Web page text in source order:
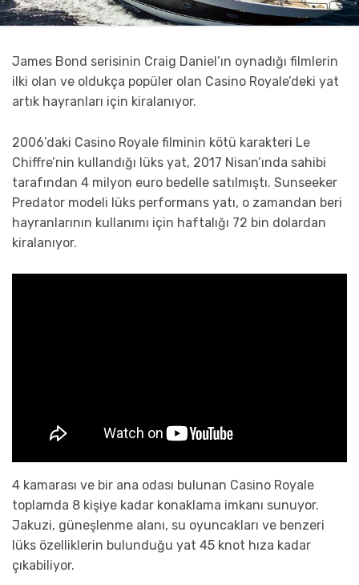
James Bond serisinin Craig Daniel’ın oynadığı filmlerin
ilki olan ve oldukça popüler olan Casino Royale’deki yat
artık hayranları için kiralanıyor.
2006’daki Casino Royale filminin kötü karakteri Le
Chiffre’nin kullandığı lüks yat, 2017 Nisan’ında sahibi
tarafından 4 milyon euro bedelle satılmıştı. Sunseeker
Predator modeli lüks performans yatı, o zamandan beri
hayranlarının kullanımı için haftalığı 72 bin dolardan
kiralanıyor.
4 kamarası ve bir ana odası bulunan Casino Royale
toplamda 8 kişiye kadar konaklama imkanı sunuyor.
Jakuzi, güneşlenme alanı, su oyuncakları ve benzeri
lüks özelliklerin bulunduğu yat 45 knot hıza kadar
çıkabiliyor.